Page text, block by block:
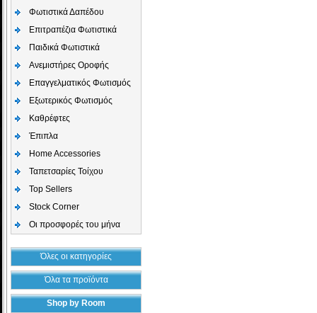
Φωτιστικά Δαπέδου
Επιτραπέζια Φωτιστικά
Παιδικά Φωτιστικά
Aνεμιστήρες Οροφής
Επαγγελματικός Φωτισμός
Εξωτερικός Φωτισμός
Καθρέφτες
Έπιπλα
Home Accessories
Ταπετσαρίες Τοίχου
Top Sellers
Stock Corner
Οι προσφορές του μήνα
Όλες οι κατηγορίες
Όλα τα προϊόντα
Shop by Room